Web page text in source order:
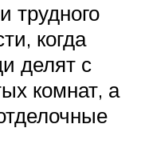
трудного
когда
делят с
комнат, а